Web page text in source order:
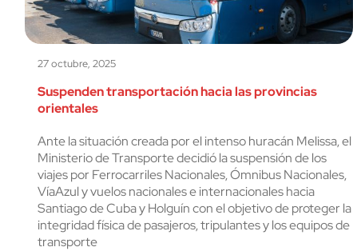
cerrar
27 octubre, 2025
Suspenden transportación hacia las provincias
orientales
Ante la situación creada por el intenso huracán Melissa, el
Ministerio de Transporte decidió la suspensión de los
viajes por Ferrocarriles Nacionales, Ómnibus Nacionales,
VíaAzul y vuelos nacionales e internacionales hacia
Santiago de Cuba y Holguín con el objetivo de proteger la
integridad física de pasajeros, tripulantes y los equipos de
transporte